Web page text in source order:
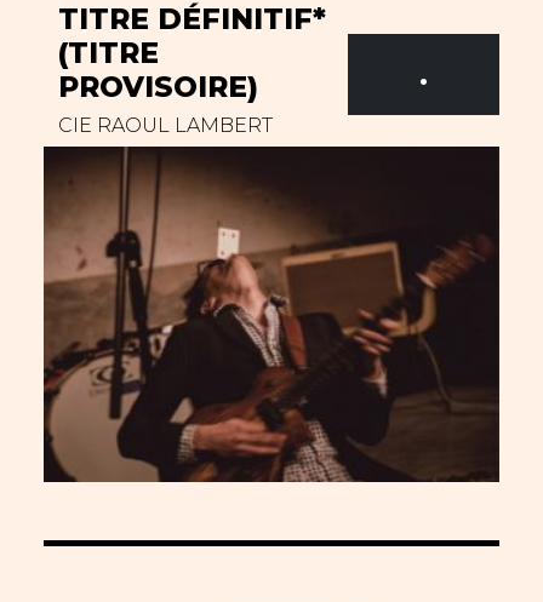
TITRE DÉFINITIF*
(TITRE
PROVISOIRE)
CIE RAOUL LAMBERT
.